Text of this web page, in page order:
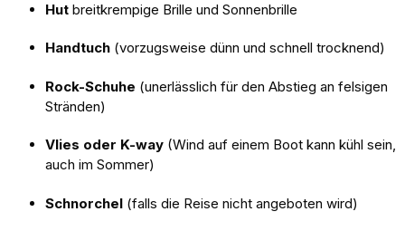
Hut breitkrempige Brille und Sonnenbrille
Handtuch (vorzugsweise dünn und schnell trocknend)
Rock-Schuhe (unerlässlich für den Abstieg an felsigen
Stränden)
Vlies oder K-way (Wind auf einem Boot kann kühl sein,
auch im Sommer)
Schnorchel (falls die Reise nicht angeboten wird)